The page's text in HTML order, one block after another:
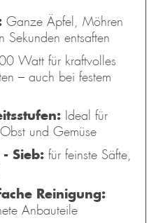
Ganze Äpfel, Möhren
Sekunden entsaften
Watt für kraftvolles
– auch bei festem
Ideal für
und Gemüse
Sieb: für feinste Säfte,
Reinigung:
Anbauteile